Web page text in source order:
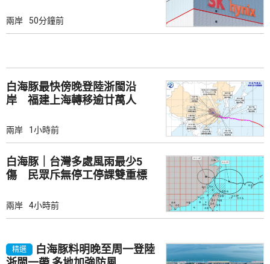
兩岸 50分鐘前
白海豚最快傍晚登陸浙閩沿
岸 福建上海轉移逾廿萬人
兩岸 1小時前
白海豚｜台灣多處風雨最少5
傷 民眾斥無停工停課雙重標
兩岸 4小時前
精選
白海豚料明晚至周一登陸